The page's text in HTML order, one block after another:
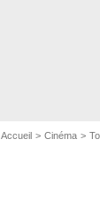
Accueil Cinéma